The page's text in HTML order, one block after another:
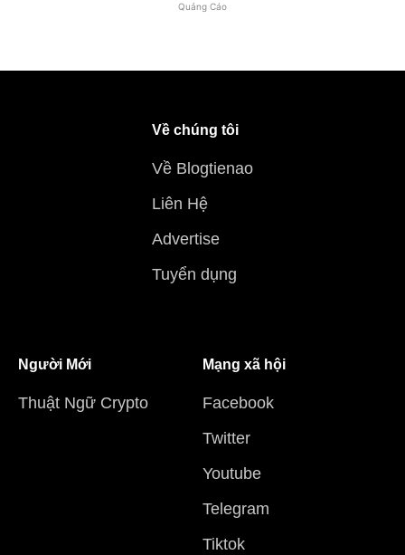
Quảng Cáo
Về chúng tôi
Về Blogtienao
Liên Hệ
Advertise
Tuyển dụng
Người Mới
Thuật Ngữ Crypto
Mạng xã hội
Facebook
Twitter
Youtube
Telegram
Tiktok